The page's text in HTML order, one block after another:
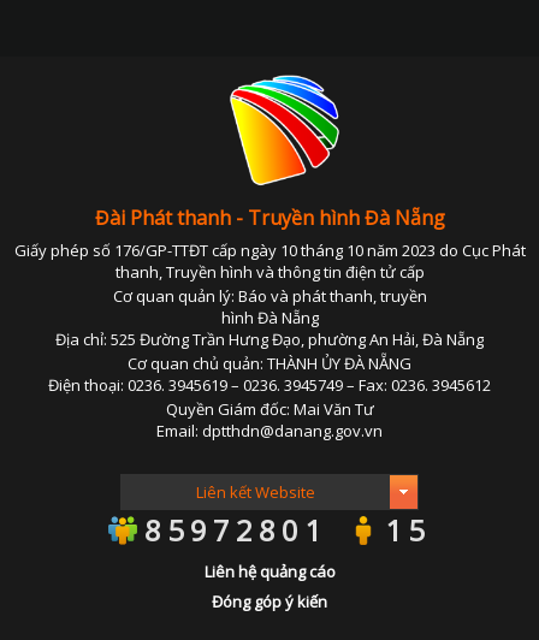
Đài Phát thanh - Truyền hình Đà Nẵng
Giấy phép số 176/GP-TTĐT cấp ngày 10 tháng 10 năm 2023 do Cục Phát
thanh, Truyền hình và thông tin điện tử cấp
Cơ quan quản lý: Báo và phát thanh, truyền
hình Đà Nẵng
Địa chỉ: 525 Đường Trần Hưng Đạo, phường An Hải, Đà Nẵng
Cơ quan chủ quản: THÀNH ỦY ĐÀ NẴNG
Điện thoại: 0236. 3945619 – 0236. 3945749 – Fax: 0236. 3945612
Quyền Giám đốc: Mai Văn Tư
Email: dptthdn@danang.gov.vn
85972801 15
Liên hệ quảng cáo
Đóng góp ý kiến